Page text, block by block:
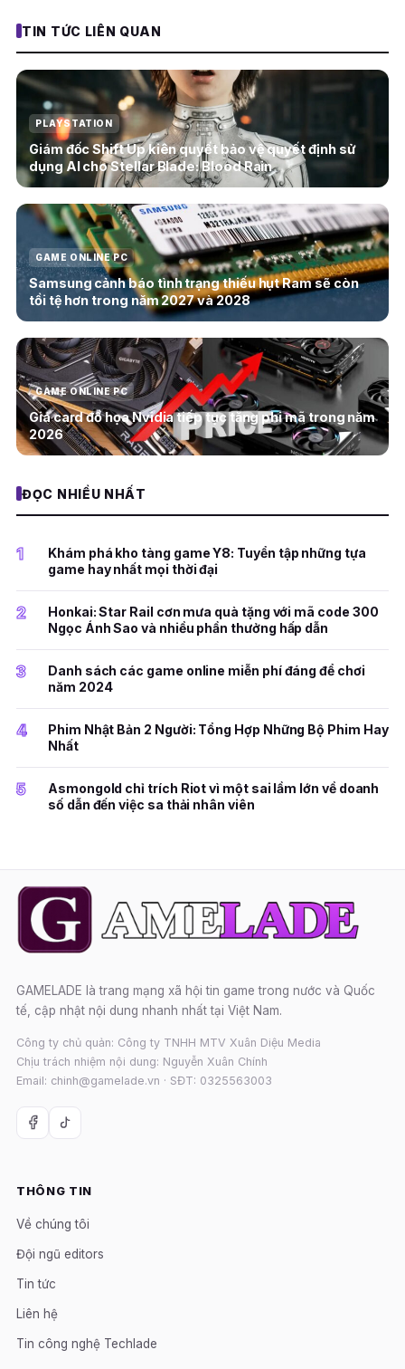
TIN TỨC LIÊN QUAN
PLAYSTATION
Giám đốc Shift Up kiên quyết bảo vệ quyết định sử
dụng AI cho Stellar Blade: Blood Rain
GAME ONLINE PC
Samsung cảnh báo tình trạng thiếu hụt Ram sẽ còn
tồi tệ hơn trong năm 2027 và 2028
GAME ONLINE PC
Giá card đồ họa Nvidia tiếp tục tăng phi mã trong năm
2026
ĐỌC NHIỀU NHẤT
1
Khám phá kho tàng game Y8: Tuyển tập những tựa
game hay nhất mọi thời đại
2
Honkai: Star Rail cơn mưa quà tặng với mã code 300
Ngọc Ánh Sao và nhiều phần thưởng hấp dẫn
3
Danh sách các game online miễn phí đáng để chơi
năm 2024
4
Phim Nhật Bản 2 Người: Tổng Hợp Những Bộ Phim Hay
Nhất
5
Asmongold chỉ trích Riot vì một sai lầm lớn về doanh
số dẫn đến việc sa thải nhân viên
GAMELADE là trang mạng xã hội tin game trong nước và Quốc
tế, cập nhật nội dung nhanh nhất tại Việt Nam.
Công ty chủ quản: Công ty TNHH MTV Xuân Diệu Media
Chịu trách nhiệm nội dung: Nguyễn Xuân Chính
Email: chinh@gamelade.vn · SĐT: 0325563003
THÔNG TIN
Về chúng tôi
Đội ngũ editors
Tin tức
Liên hệ
Tin công nghệ Techlade